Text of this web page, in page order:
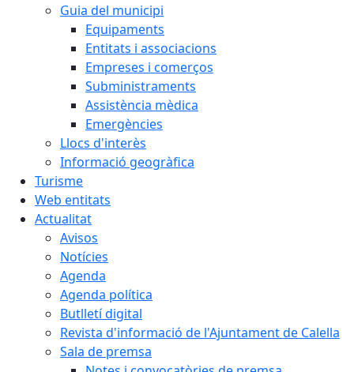
Guia del municipi
Equipaments
Entitats i associacions
Empreses i comerços
Subministraments
Assistència mèdica
Emergències
Llocs d'interès
Informació geogràfica
Turisme
Web entitats
Actualitat
Avisos
Notícies
Agenda
Agenda política
Butlletí digital
Revista d'informació de l'Ajuntament de Calella
Sala de premsa